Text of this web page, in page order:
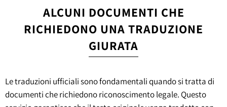
ALCUNI DOCUMENTI CHE
RICHIEDONO UNA TRADUZIONE
GIURATA
Le traduzioni ufficiali sono fondamentali quando si tratta di
documenti che richiedono riconoscimento legale. Questo